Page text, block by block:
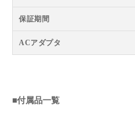
保証期間
ACアダプタ
■付属品一覧